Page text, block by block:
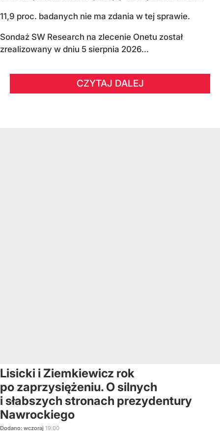
11,9 proc. badanych nie ma zdania w tej sprawie.
Sondaż SW Research na zlecenie Onetu został
zrealizowany w dniu 5 sierpnia 2026...
CZYTAJ DALEJ
Lisicki i Ziemkiewicz rok
po zaprzysiężeniu. O silnych
i słabszych stronach prezydentury
Nawrockiego
Dodano: wczoraj 19:00